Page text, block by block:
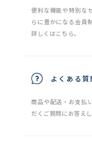
便利な機能や特別な
らに豊かになる会員
詳しくはこちら。
よくある
商品や配送・お支払
だくご質問にお答えし